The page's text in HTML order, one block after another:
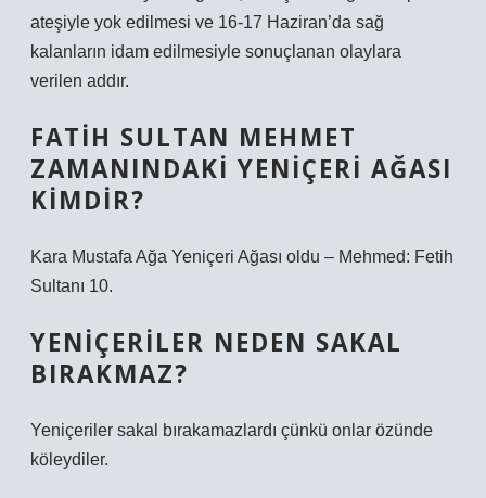
ateşiyle yok edilmesi ve 16-17 Haziran’da sağ
kalanların idam edilmesiyle sonuçlanan olaylara
verilen addır.
FATIH SULTAN MEHMET
ZAMANINDAKI YENIÇERI AĞASI
KIMDIR?
Kara Mustafa Ağa Yeniçeri Ağası oldu – Mehmed: Fetih
Sultanı 10.
YENIÇERILER NEDEN SAKAL
BIRAKMAZ?
Yeniçeriler sakal bırakamazlardı çünkü onlar özünde
köleydiler.